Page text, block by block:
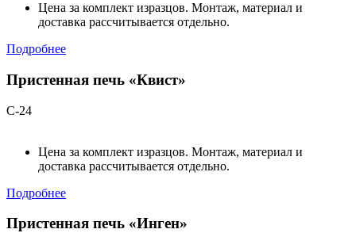
Цена за комплект изразцов. Монтаж, материал и
доставка рассчитывается отдельно.
Подробнее
Пристенная печь «Квист»
С-24
Цена за комплект изразцов. Монтаж, материал и
доставка рассчитывается отдельно.
Подробнее
Пристенная печь «Инген»